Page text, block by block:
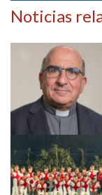
Noticias